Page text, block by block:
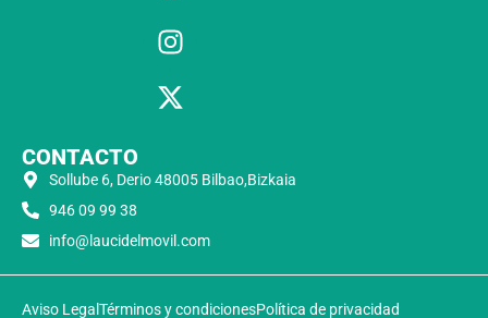
CONTACTO
Sollube 6, Derio 48005 Bilbao,Bizkaia
946 09 99 38
info@laucidelmovil.com
Aviso Legal Términos y condicionesPolítica de privacidad